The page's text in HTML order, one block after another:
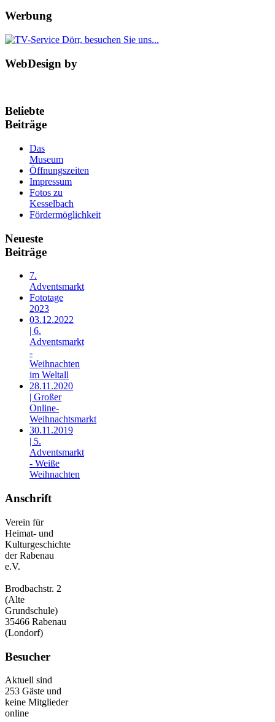
Werbung
WebDesign by
Beliebte
Beiträge
Das
Museum
Öffnungszeiten
Impressum
Fotos zu
Kesselbach
Fördermöglichkeit
Neueste
Beiträge
7.
Adventsmarkt
Fototage
2023
03.12.2022
| 6.
Adventsmarkt
-
Weihnachten
im Weltall
28.11.2020
| Großer
Online-
Weihnachtsmarkt
30.11.2019
| 5.
Adventsmarkt
- Weiße
Weihnachten
Anschrift
Verein für
Heimat- und
Kulturgeschichte
der Rabenau
e.V.
Brodbachstr. 2
(Alte
Grundschule)
35466 Rabenau
(Londorf)
Besucher
Aktuell sind
253 Gäste und
keine Mitglieder
online